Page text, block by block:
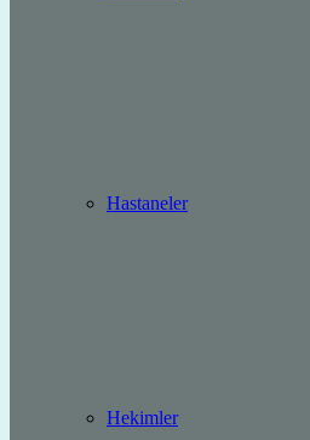
Hastaneler
Hekimler